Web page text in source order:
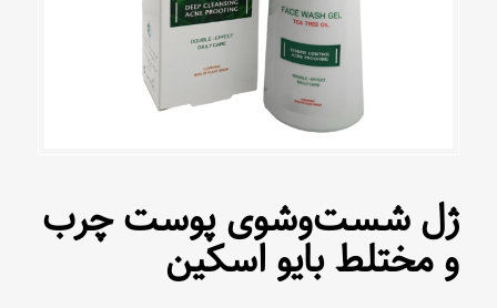
ژل شست‌وشوی پوست چرب
و مختلط بایو اسکین